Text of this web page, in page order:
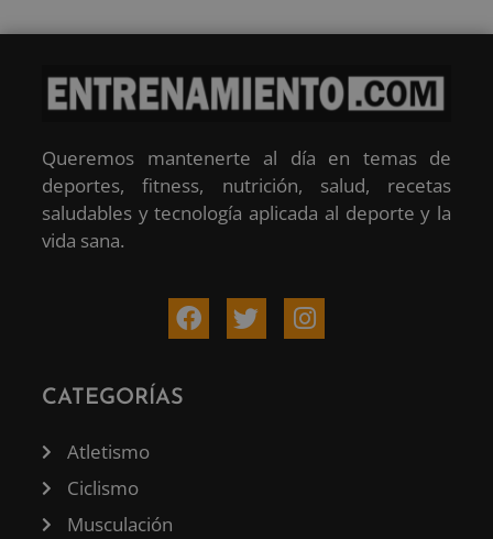
Queremos mantenerte al día en temas de
deportes, fitness, nutrición, salud, recetas
saludables y tecnología aplicada al deporte y la
vida sana.
CATEGORÍAS
Atletismo
Ciclismo
Musculación